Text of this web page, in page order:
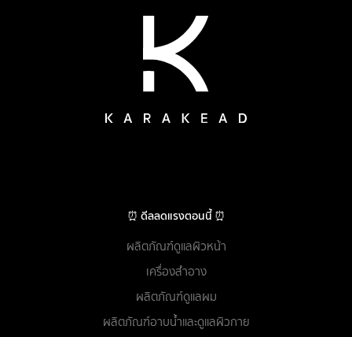
⏰ ดีลลดแรงตอนนี้ ⏰
ผลิตภัณฑ์ดูแลผิวหน้า
เครื่องสำอาง
ผลิตภัณฑ์ดูแลผม
ผลิตภัณฑ์อาบน้ำและดูแลผิวกาย